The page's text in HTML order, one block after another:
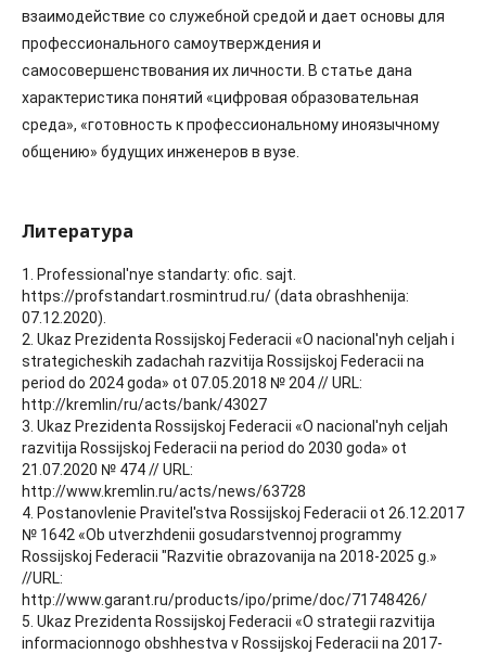
взаимодействие со служебной средой и дает основы для
профессионального самоутверждения и
самосовершенствования их личности. В статье дана
характеристика понятий «цифровая образовательная
среда», «готовность к профессиональному иноязычному
общению» будущих инженеров в вузе.
Литература
1. Professional'nye standarty: ofic. sajt.
https://profstandart.rosmintrud.ru/ (data obrashhenija:
07.12.2020).
2. Ukaz Prezidenta Rossijskoj Federacii «O nacional'nyh celjah i
strategicheskih zadachah razvitija Rossijskoj Federacii na
period do 2024 goda» ot 07.05.2018 № 204 // URL:
http://kremlin/ru/acts/bank/43027
3. Ukaz Prezidenta Rossijskoj Federacii «O nacional'nyh celjah
razvitija Rossijskoj Federacii na period do 2030 goda» ot
21.07.2020 № 474 // URL:
http://www.kremlin.ru/acts/news/63728
4. Postanovlenie Pravitel'stva Rossijskoj Federacii ot 26.12.2017
№ 1642 «Ob utverzhdenii gosudarstvennoj programmy
Rossijskoj Federacii "Razvitie obrazovanija na 2018-2025 g.»
//URL:
http://www.garant.ru/products/ipo/prime/doc/71748426/
5. Ukaz Prezidenta Rossijskoj Federacii «O strategii razvitija
informacionnogo obshhestva v Rossijskoj Federacii na 2017-